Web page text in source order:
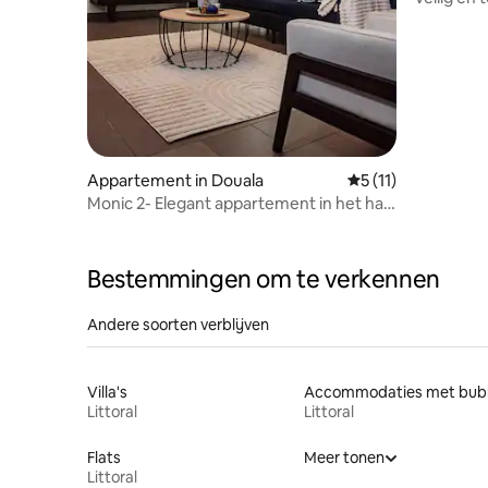
Appartement in Douala Gemiddelde
5 (11)
Monic 2- Elegant appartement in het hart
Bestemmingen om te verkennen
Andere soorten verblijven
Villa's
Littoral
Littoral
Flats
Littoral
Meer tonen